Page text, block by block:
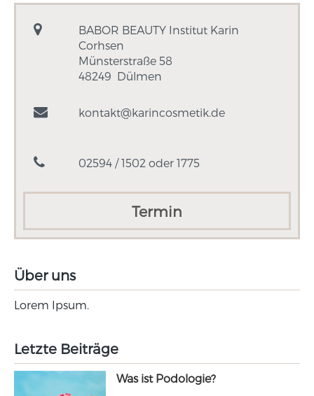
BABOR BEAUTY Institut Karin
Corhsen
Münsterstraße 58
48249 Dülmen
kontakt@karincosmetik.de
02594 / 1502 oder 1775
Termin
Über uns
Lorem Ipsum.
Letzte Beiträge
Was ist Podologie?